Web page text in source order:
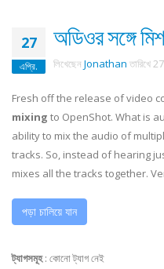
27
এপ্রি.
অডিওর সঙ্গে
লিখেছেন Jonathan তারিখে
Fresh off the release of video
mixing to OpenShot. What is
ability to mix the audio of
tracks. So, instead of hearing
mixes all the tracks together.
পড়া চালিয়ে যান
ট্যাগসমূহ: কোনো ট্যাগ নেই